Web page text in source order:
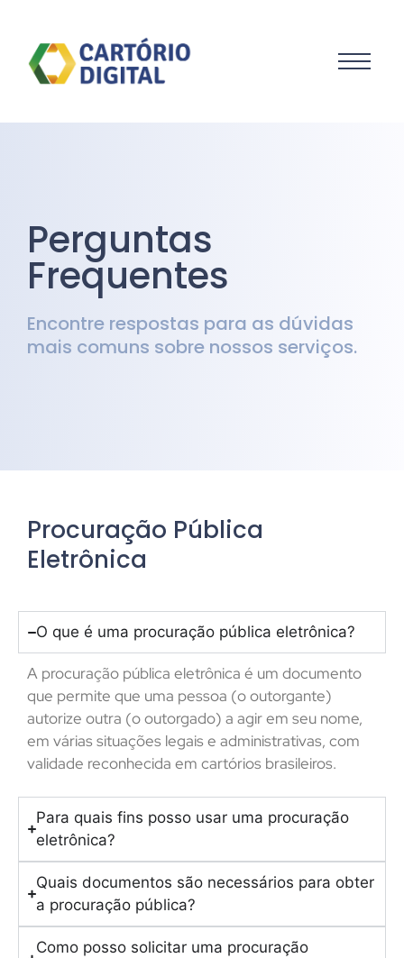
Perguntas
Frequentes
Encontre respostas para as dúvidas
mais comuns sobre nossos serviços.
Procuração Pública
Eletrônica
O que é uma procuração pública eletrônica?
A procuração pública eletrônica é um documento
que permite que uma pessoa (o outorgante)
autorize outra (o outorgado) a agir em seu nome,
em várias situações legais e administrativas, com
validade reconhecida em cartórios brasileiros.
Para quais fins posso usar uma procuração
eletrônica?
Quais documentos são necessários para obter
a procuração pública?
Como posso solicitar uma procuração